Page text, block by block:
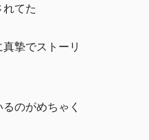
てた
摯でストーリ
のがめちゃく